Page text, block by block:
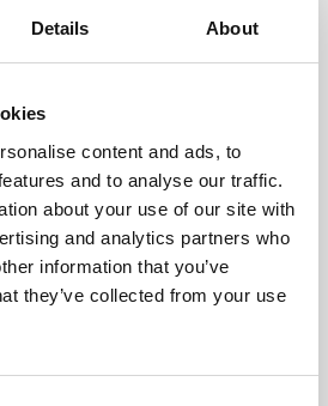
Details About
content and ads, to
and to analyse our traffic.
about your use of our site with
and analytics partners who
information that you’ve
they’ve collected from your use
części są
odzyskiwane w
środowisku ESD,
brak uszkodzeń
zanieczyszczeń.